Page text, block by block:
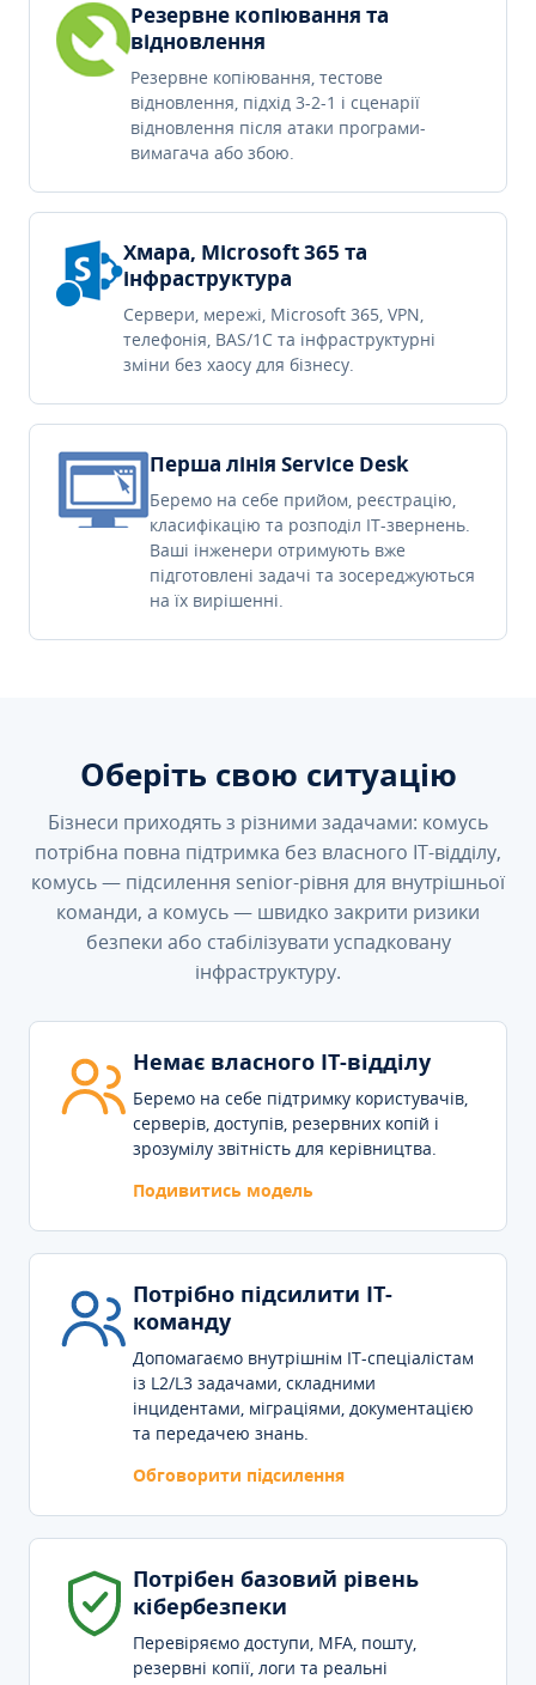
Резервне копіювання та
відновлення
Резервне копіювання, тестове
відновлення, підхід 3-2-1 і сценарії
відновлення після атаки програми-
вимагача або збою.
Хмара, Microsoft 365 та
інфраструктура
Сервери, мережі, Microsoft 365, VPN,
телефонія, BAS/1C та інфраструктурні
зміни без хаосу для бізнесу.
Перша лінія Service Desk
Беремо на себе прийом, реєстрацію,
класифікацію та розподіл IT-звернень.
Ваші інженери отримують вже
підготовлені задачі та зосереджуються
на їх вирішенні.
Оберіть свою ситуацію
Бізнеси приходять з різними задачами: комусь
потрібна повна підтримка без власного IT-відділу,
комусь — підсилення senior-рівня для внутрішньої
команди, а комусь — швидко закрити ризики
безпеки або стабілізувати успадковану
інфраструктуру.
Немає власного IT-відділу
Беремо на себе підтримку користувачів,
серверів, доступів, резервних копій і
зрозумілу звітність для керівництва.
Подивитись модель
Потрібно підсилити IT-
команду
Допомагаємо внутрішнім IT-спеціалістам
із L2/L3 задачами, складними
інцидентами, міграціями, документацією
та передачею знань.
Обговорити підсилення
Потрібен базовий рівень
кібербезпеки
Перевіряємо доступи, MFA, пошту,
резервні копії, логи та реальні